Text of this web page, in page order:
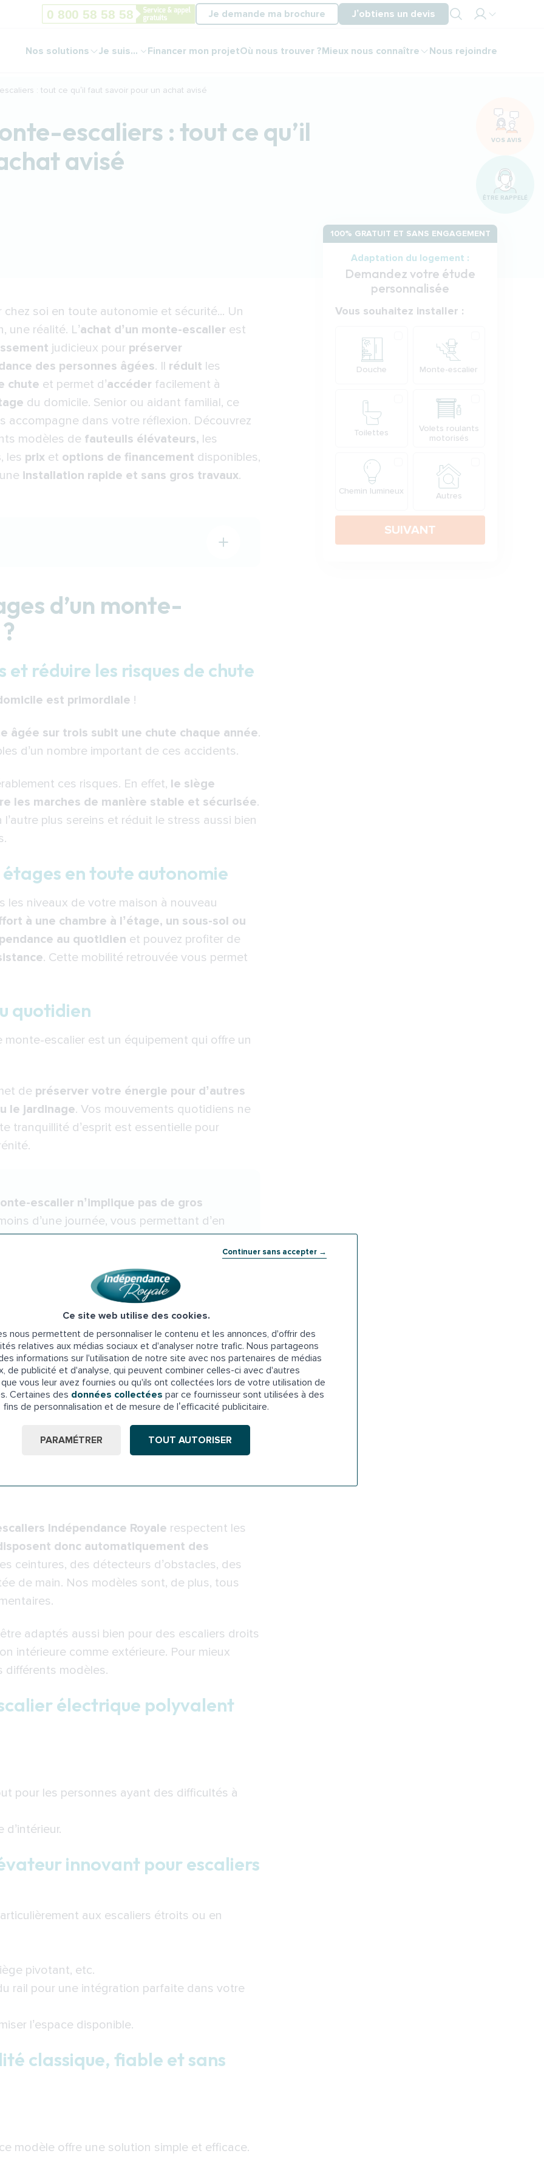
Continuer sans accepter →
Ce site web utilise des cookies.
nous permettent de personnaliser le contenu et les annonces, d'offrir des
relatives aux médias sociaux et d'analyser notre trafic. Nous partageons
informations sur l'utilisation de notre site avec nos partenaires de médias
de publicité et d'analyse, qui peuvent combiner celles-ci avec d'autres
vous leur avez fournies ou qu'ils ont collectées lors de votre utilisation de
Certaines des données collectées par ce fournisseur sont utilisées à des
fins de personnalisation et de mesure de l’efficacité publicitaire.
PARAMÉTRER TOUT AUTORISER
Je demande ma brochure
J’obtiens un devis
espace
Nos solutions Je suis... Financer mon projetOù nous trouver ?Mieux nous connaître Nous rejoindre
: tout ce qu’il faut savoir pour un achat avisé
escaliers : tout ce qu’il
avisé
100% GRATUIT ET SANS ENGAGEMENT
Adaptation du logement :
Demandez votre étude
personnalisée
Votre demande
Vous souhaitez installer :
Produit
Douche
Toilettes
Chemin lumineux
Monte-escalier
Volets roulants
motorisés
Autres
SUIVANT
chez soi en toute autonomie et sécurité... Un
une réalité. L’achat d’un monte-escalier est
judicieux pour préserver
des personnes âgées. Il réduit les
chute et permet d’accéder facilement à
du domicile. Senior ou aidant familial, ce
accompagne dans votre réflexion. Découvrez
modèles de fauteuils élévateurs, les
, les prix et options de financement disponibles,
installation rapide et sans gros travaux.
les risques de chute
en toute autonomie
?
polyvalent pour intérieur et extérieur
pour escaliers courbes
fiable et sans gadgets superflus
? Et quelles solutions de financement
(APA)
(PCH)
Royale : un processus étape par
personnalisé pour l'achat de
d’un monte-
réduire les risques de chute
est primordiale !
âgée sur trois subit une chute chaque année.
d’un nombre important de ces accidents.
ces risques. En effet, le siège
les marches de manière stable et sécurisée.
plus sereins et réduit le stress aussi bien
étages en toute autonomie
les niveaux de votre maison à nouveau
à une chambre à l’étage, un sous-sol ou
au quotidien et pouvez profiter de
. Cette mobilité retrouvée vous permet
quotidien
escalier est un équipement qui offre un
de préserver votre énergie pour d’autres
le jardinage. Vos mouvements quotidiens ne
tranquillité d’esprit est essentielle pour
escalier n’implique pas de gros
d’une journée, vous permettant d’en
choisir ?
tout de la configuration de l’escalier et de
l’escalier soit droit ou tournant, ou qu’il soit
produits adaptés à chaque besoin.
pour les escaliers rectilignes, ces modèles
aux escaliers courbes avec ou sans palier
Indépendance Royale respectent les
donc automatiquement des
ceintures, des détecteurs d’obstacles, des
de main. Nos modèles sont, de plus, tous
adaptés aussi bien pour des escaliers droits
intérieure comme extérieure. Pour mieux
différents modèles.
électrique polyvalent
pour les personnes ayant des difficultés à
innovant pour escaliers
aux escaliers étroits ou en
pivotant, etc.
rail pour une intégration parfaite dans votre
l’espace disponible.
classique, fiable et sans
modèle offre une solution simple et efficace.
VOS AVIS
ÊTRE RAPPELÉ